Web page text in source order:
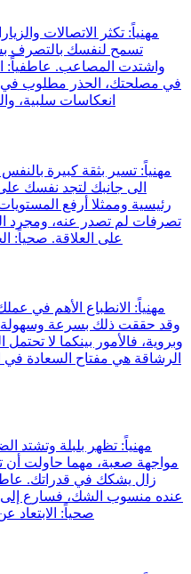
تسمح لنفسك بالتصرف
واشتدت المصاعب. عاطفياً:
في مصلحتك، الحذر مطلوب في
انعكاسات سلبية،
الى جانبك لتجد نفسك
رئيسية وممثلا أرفع
تصرفات لم تصدر عنه، ومجرد
على العلاقة. صحياً:
وقد حققت ذلك بسرعة وسهولة.
وبروية، فالأمور بينكما لا
الرشاقة هي مفتاح السعادة في
مواجهة صعبة، مهما حاولت أن
زال يشكك في قدراتك.
عنده منسوب الشك، فسارع إلى
صحياً: الابتعاد